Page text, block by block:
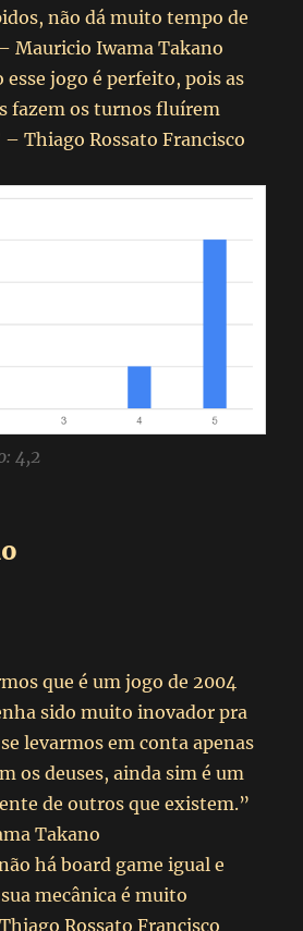
não dá muito tempo de
Mauricio Iwama Takano
esse jogo é perfeito, pois as
fazem os turnos fluírem
Thiago Rossato Francisco
4,2
que é um jogo de 2004
sido muito inovador pra
levarmos em conta apenas
os deuses, ainda sim é um
de outros que existem.”
Takano
há board game igual e
mecânica é muito
Rossato Francisco